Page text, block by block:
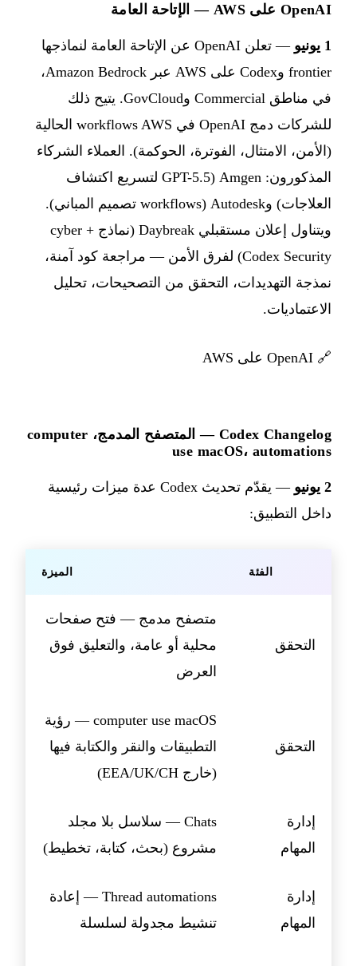
OpenAI على AWS — الإتاحة العامة
1 يونيو
— تعلن OpenAI عن الإتاحة العامة لنماذجها
frontier وCodex على AWS عبر Amazon Bedrock،
في مناطق Commercial وGovCloud. يتيح ذلك
للشركات دمج OpenAI في workflows AWS الحالية
(الأمن، الامتثال، الفوترة، الحوكمة). العملاء الشركاء
المذكورون: Amgen (GPT-5.5 لتسريع اكتشاف
العلاجات) وAutodesk (workflows تصميم المباني).
ويتناول إعلان مستقبلي Daybreak (نماذج cyber +
Codex Security) لفرق الأمن — مراجعة كود آمنة،
نمذجة التهديدات، التحقق من التصحيحات، تحليل
الاعتماديات.
🔗 OpenAI على AWS
Codex Changelog — المتصفح المدمج، computer
use macOS، automations
2 يونيو
— يقدّم تحديث Codex عدة ميزات رئيسية
داخل التطبيق:
الفئة الميزة
التحقق
متصفح مدمج — فتح صفحات
محلية أو عامة، والتعليق فوق
العرض
التحقق
computer use macOS — رؤية
التطبيقات والنقر والكتابة فيها
(خارج EEA/UK/CH)
إدارة
المهام
Chats — سلاسل بلا مجلد
مشروع (بحث، كتابة، تخطيط)
إدارة
المهام
Thread automations — إعادة
تنشيط مجدولة لسلسلة